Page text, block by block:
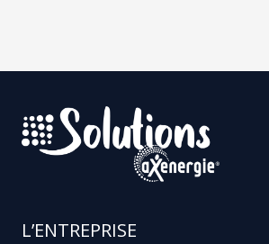
L’ENTREPRISE